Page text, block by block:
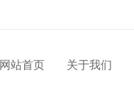
网站首页 关于我们